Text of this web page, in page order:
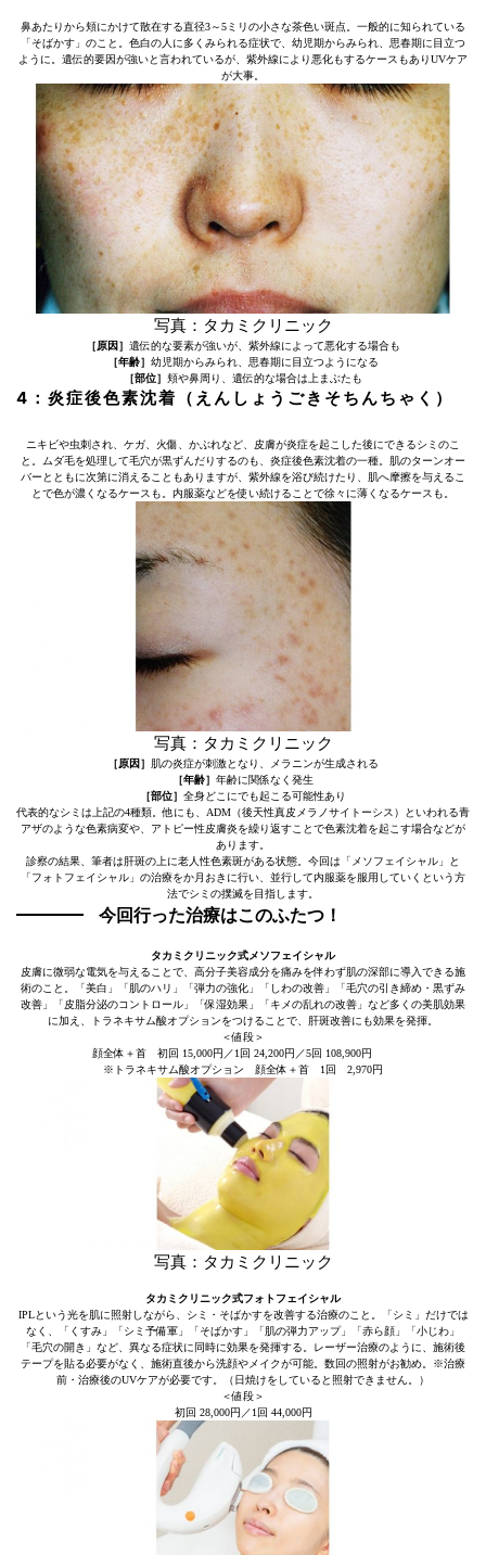
鼻あたりから頬にかけて散在する直径3～5ミリの小さな茶色い斑点。一般的に知られている
「そばかす」のこと。色白の人に多くみられる症状で、幼児期からみられ、思春期に目立つ
ように。遺伝的要因が強いと言われているが、紫外線により悪化もするケースもありUVケア
が大事。
写真：タカミクリニック
［原因］ 遺伝的な要素が強いが、紫外線によって悪化する場合も
［年齢］ 幼児期からみられ、思春期に目立つようになる
［部位］ 頬や鼻周り、遺伝的な場合は上まぶたも
4：炎症後色素沈着（えんしょうごきそちんちゃく）
ニキビや虫刺され、ケガ、火傷、かぶれなど、皮膚が炎症を起こした後にできるシミのこ
と。ムダ毛を処理して毛穴が黒ずんだりするのも、炎症後色素沈着の一種。肌のターンオー
バーとともに次第に消えることもありますが、紫外線を浴び続けたり、肌へ摩擦を与えるこ
とで色が濃くなるケースも。内服薬などを使い続けることで徐々に薄くなるケースも。
写真：タカミクリニック
［原因］ 肌の炎症が刺激となり、メラニンが生成される
［年齢］ 年齢に関係なく発生
［部位］ 全身どこにでも起こる可能性あり
代表的なシミは上記の4種類。他にも、ADM（後天性真皮メラノサイトーシス）といわれる青
アザのような色素病変や、アトピー性皮膚炎を繰り返すことで色素沈着を起こす場合などが
あります。
診察の結果、筆者は肝斑の上に老人性色素斑がある状態。今回は「メソフェイシャル」と
「フォトフェイシャル」の治療をか月おきに行い、並行して内服薬を服用していくという方
法でシミの撲滅を目指します。
今回行った治療はこのふたつ！
タカミクリニック式メソフェイシャル
皮膚に微弱な電気を与えることで、高分子美容成分を痛みを伴わず肌の深部に導入できる施
術のこと。「美白」「肌のハリ」「弾力の強化」「しわの改善」「毛穴の引き締め・黒ずみ
改善」「皮脂分泌のコントロール」「保湿効果」「キメの乱れの改善」など多くの美肌効果
に加え、トラネキサム酸オプションをつけることで、肝斑改善にも効果を発揮。
＜値段＞
顔全体＋首 初回 15,000円／1回 24,200円／5回 108,900円
※トラネキサム酸オプション 顔全体＋首 1回 2,970円
写真：タカミクリニック
タカミクリニック式フォトフェイシャル
IPLという光を肌に照射しながら、シミ・そばかすを改善する治療のこと。「シミ」だけでは
なく、「くすみ」「シミ予備軍」「そばかす」「肌の弾力アップ」「赤ら顔」「小じわ」
「毛穴の開き」など、異なる症状に同時に効果を発揮する。レーザー治療のように、施術後
テープを貼る必要がなく、施術直後から洗顔やメイクが可能。数回の照射がお勧め。※治療
前・治療後のUVケアが必要です。（日焼けをしていると照射できません。）
＜値段＞
初回 28,000円／1回 44,000円